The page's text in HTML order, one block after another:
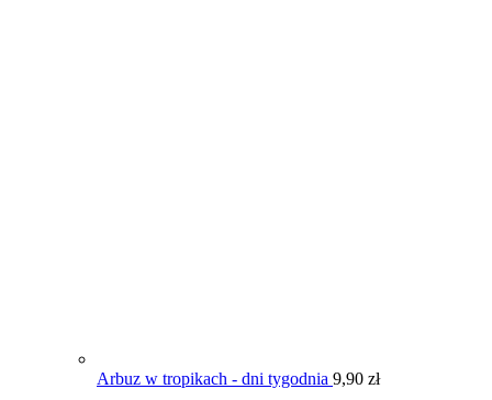
Arbuz w tropikach - dni tygodnia 9,90 zł